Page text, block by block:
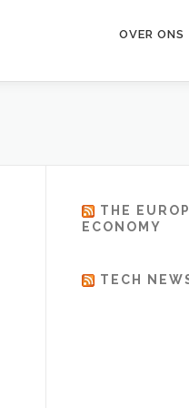
OVER ONS
THE
ECONOMY
TECH